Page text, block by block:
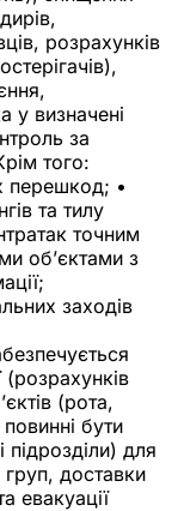
розрахунків
у визначені
за
того:
перешкод; •
та тилу
точним
об’єктами з
заходів
(розрахунків
(рота,
бути
підрозділи) для
доставки
евакуації